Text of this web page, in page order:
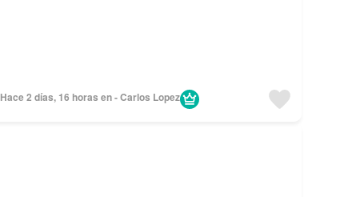
Hace 2 días, 16 horas en - Carlos Lopez